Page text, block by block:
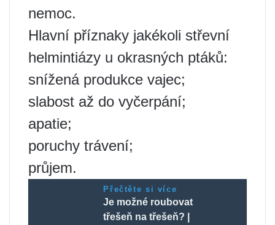
nemoc.
Hlavní příznaky jakékoli střevní
helmintiázy u okrasných ptáků:
snížená produkce vajec;
slabost až do vyčerpání;
apatie;
poruchy trávení;
průjem.
Přečtěte si více
Je možné roubovat
třešeň na třešeň? |